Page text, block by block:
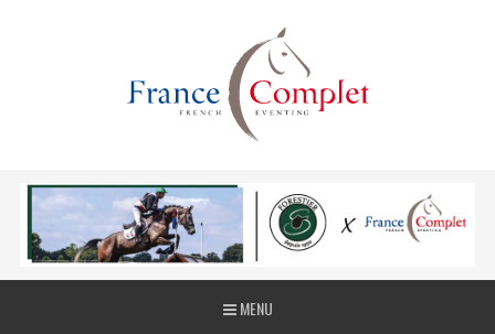
MENU
La journée du complet & le derby cross
indoor reviennent le 23 Janvier 2027 !